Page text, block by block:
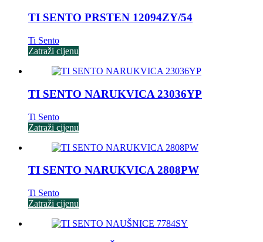
TI SENTO PRSTEN 12094ZY/54
Ti Sento
Zatraži cijenu
TI SENTO NARUKVICA 23036YP
Ti Sento
Zatraži cijenu
TI SENTO NARUKVICA 2808PW
Ti Sento
Zatraži cijenu